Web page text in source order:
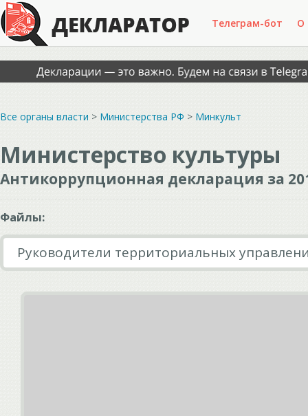
Телеграм-бот О
Все органы власти > Министерства РФ > Минкульт
Министерство культуры
Антикоррупционная декларация за
Файлы:
Руководители территориальных